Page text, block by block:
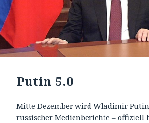
Putin 5.0
Mitte Dezember wird Wladimir
russischer Medienberichte – offiziell